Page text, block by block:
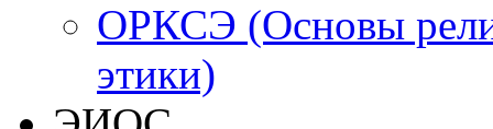
ОРКСЭ (Основы
этики)